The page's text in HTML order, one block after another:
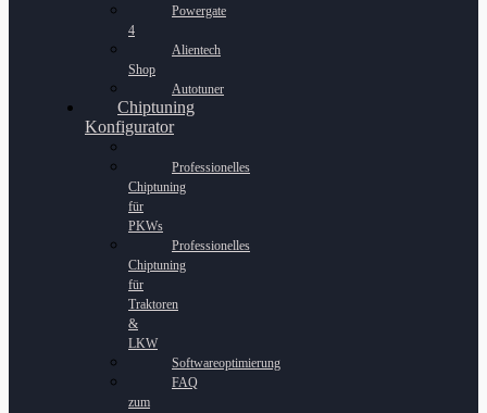
Powergate
4
Alientech
Shop
Autotuner
Chiptuning
Konfigurator
Professionelles
Chiptuning
für
PKWs
Professionelles
Chiptuning
für
Traktoren
&
LKW
Softwareoptimierung
FAQ
zum